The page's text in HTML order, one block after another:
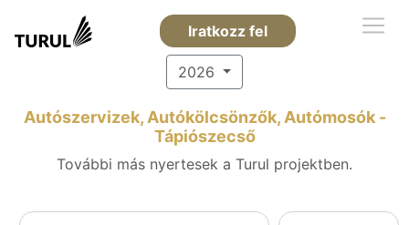
Iratkozz fel
2026
Autószervizek, Autókölcsönzők, Autómosók -
Tápiószecső
További más nyertesek a Turul projektben.